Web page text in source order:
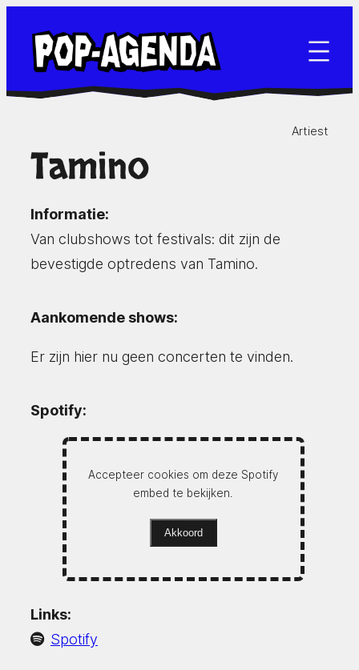
naar
inhoud
Artiest
Tamino
Informatie:
Van clubshows tot festivals: dit zijn de
bevestigde optredens van Tamino.
Aankomende shows:
Er zijn hier nu geen concerten te vinden.
Spotify:
Accepteer cookies om deze Spotify
embed te bekijken.
Akkoord
Links:
Spotify